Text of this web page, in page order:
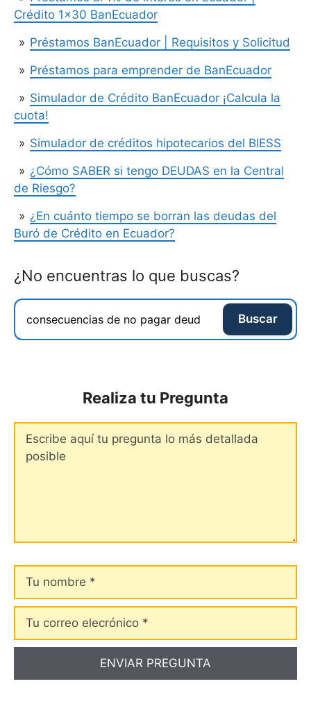
Crédito 1×30 BanEcuador
Préstamos BanEcuador | Requisitos y Solicitud
Préstamos para emprender de BanEcuador
Simulador de Crédito BanEcuador ¡Calcula la
cuota!
Simulador de créditos hipotecarios del BIESS
¿Cómo SABER si tengo DEUDAS en la Central
de Riesgo?
¿En cuánto tiempo se borran las deudas del
Buró de Crédito en Ecuador?
¿No encuentras lo que buscas?
Buscar
Realiza tu Pregunta
nombre
Tu
correo
elecrónico